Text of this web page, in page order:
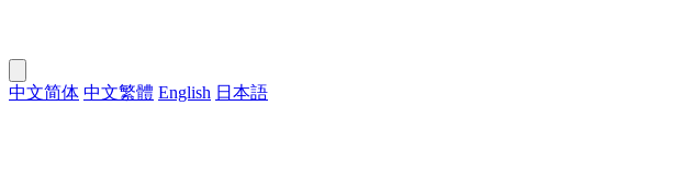
中文简体 中文繁體 English 日本語